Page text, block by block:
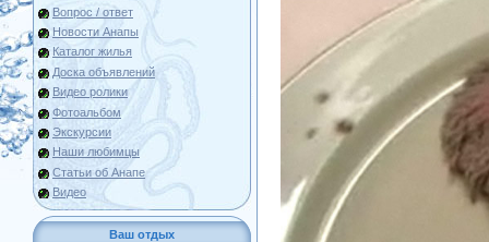
Вопрос / ответ
Новости Анапы
Каталог жилья
Доска объявлений
Видео ролики
Фотоальбом
Экскурсии
Наши любимцы
Статьи об Анапе
Видео
Ваш отдых